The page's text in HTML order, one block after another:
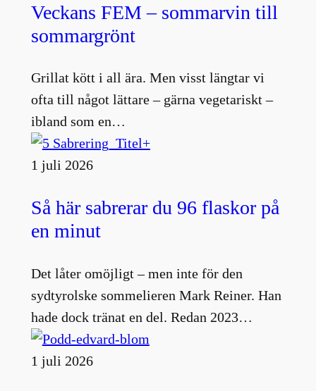
Veckans FEM – sommarvin till
sommargrönt
Grillat kött i all ära. Men visst längtar vi
ofta till något lättare – gärna vegetariskt –
ibland som en…
1 juli 2026
Så här sabrerar du 96 flaskor på
en minut
Det låter omöjligt – men inte för den
sydtyrolske sommelieren Mark Reiner. Han
hade dock tränat en del. Redan 2023…
1 juli 2026